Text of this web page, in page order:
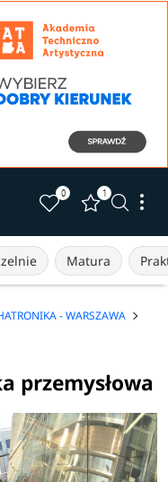
0 1
Matura
- WARSZAWA
przemysłowa